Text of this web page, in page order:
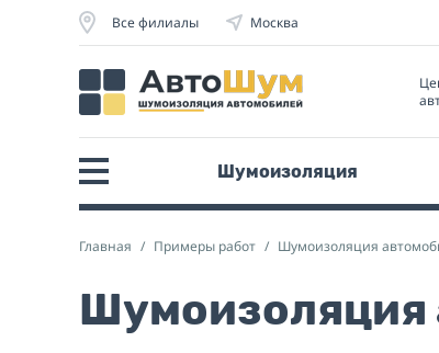
Все филиалы Москва
Шумоизоляция
Главная Примеры работ Шумоизоляция
Шумоизоляция